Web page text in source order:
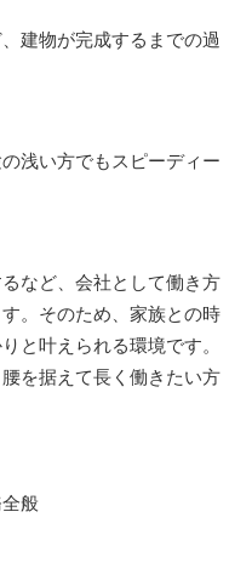
建物が完成するまでの過
浅い方でもスピーディー
など、会社として働き方
。そのため、家族との時
と叶えられる環境です。
を据えて長く働きたい方
般